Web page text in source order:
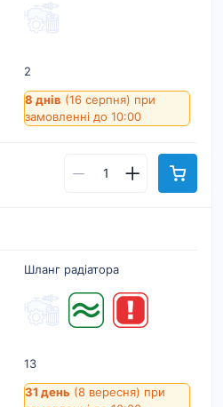
2
8 днів (16 серпня) при
замовленні до 10:00
Шланг радіатора
13
31 день (8 вересня) при